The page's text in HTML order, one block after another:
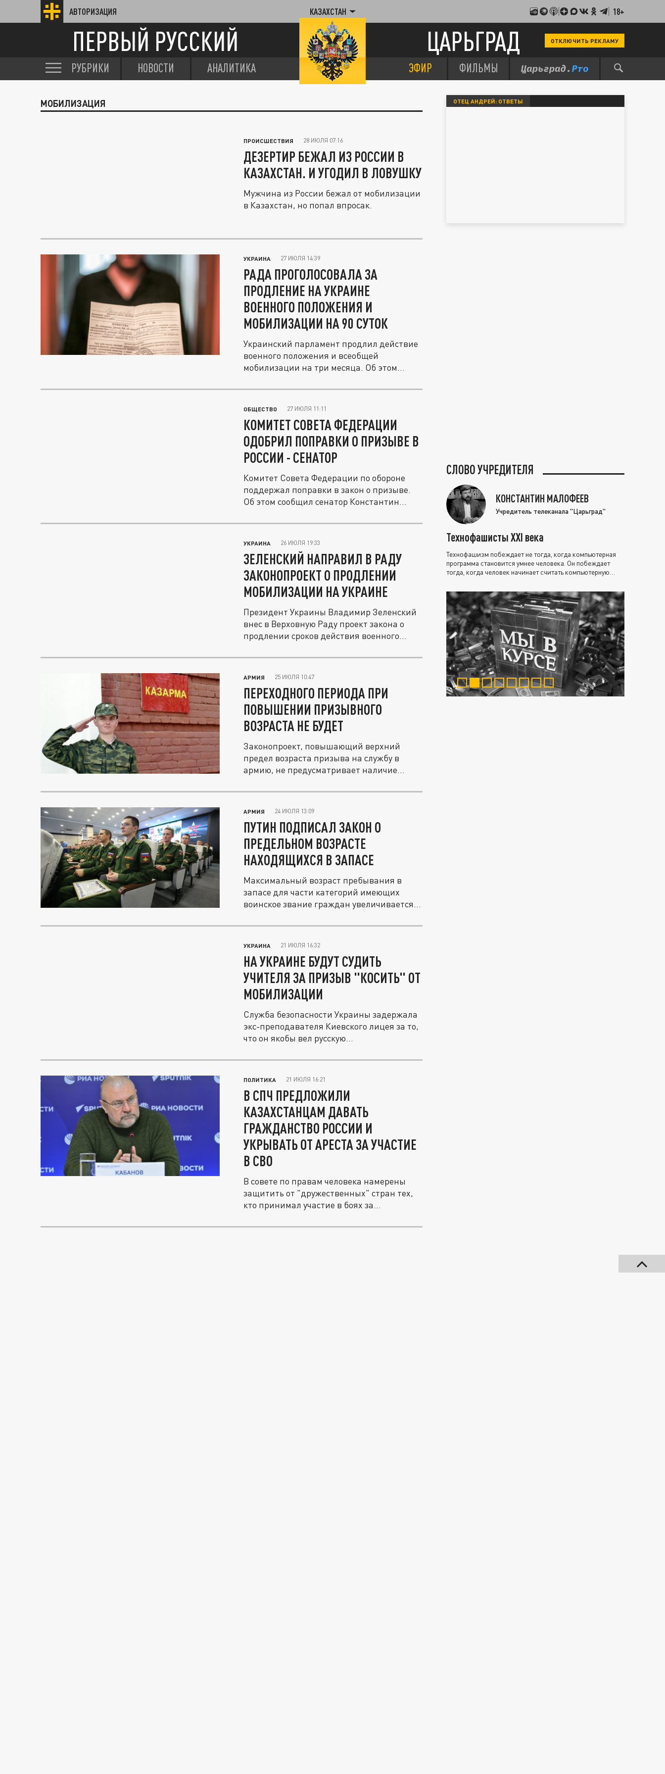
АВТОРИЗАЦИЯ КАЗАХСТАН 18+
ПЕРВЫЙ РУССКИЙ ЦАРЬГРАД ОТКЛЮЧИТЬ РЕКЛАМУ
РУБРИКИ НОВОСТИ АНАЛИТИКА ЭФИР ФИЛЬМЫ
МОБИЛИЗАЦИЯ
ПРОИСШЕСТВИЯ 28 ИЮЛЯ 07:16
ДЕЗЕРТИР БЕЖАЛ ИЗ РОССИИ В
КАЗАХСТАН. И УГОДИЛ В ЛОВУШКУ
Мужчина из России бежал от мобилизации
в Казахстан, но попал впросак.
УКРАИНА 27 ИЮЛЯ 14:39
РАДА ПРОГОЛОСОВАЛА ЗА
ПРОДЛЕНИЕ НА УКРАИНЕ
ВОЕННОГО ПОЛОЖЕНИЯ И
МОБИЛИЗАЦИИ НА 90 СУТОК
Украинский парламент продлил действие
военного положения и всеобщей
мобилизации на три месяца. Об этом
ОБЩЕСТВО 27 ИЮЛЯ 11:11
КОМИТЕТ СОВЕТА ФЕДЕРАЦИИ
ОДОБРИЛ ПОПРАВКИ О ПРИЗЫВЕ В
РОССИИ - СЕНАТОР
Комитет Совета Федерации по обороне
поддержал поправки в закон о призыве.
Об этом сообщил сенатор Константин...
УКРАИНА 26 ИЮЛЯ 19:33
ЗЕЛЕНСКИЙ НАПРАВИЛ В РАДУ
ЗАКОНОПРОЕКТ О ПРОДЛЕНИИ
МОБИЛИЗАЦИИ НА УКРАИНЕ
Президент Украины Владимир Зеленский
внес в Верховную Раду проект закона о
продлении сроков действия военного...
АРМИЯ 25 ИЮЛЯ 10:47
ПЕРЕХОДНОГО ПЕРИОДА ПРИ
ПОВЫШЕНИИ ПРИЗЫВНОГО
ВОЗРАСТА НЕ БУДЕТ
Законопроект, повышающий верхний
предел возраста призыва на службу в
армию, не предусматривает наличие...
АРМИЯ 24 ИЮЛЯ 13:09
ПУТИН ПОДПИСАЛ ЗАКОН О
ПРЕДЕЛЬНОМ ВОЗРАСТЕ
НАХОДЯЩИХСЯ В ЗАПАСЕ
Максимальный возраст пребывания в
запасе для части категорий имеющих
воинское звание граждан увеличивается
УКРАИНА 21 ИЮЛЯ 16:32
НА УКРАИНЕ БУДУТ СУДИТЬ
УЧИТЕЛЯ ЗА ПРИЗЫВ "КОСИТЬ" ОТ
МОБИЛИЗАЦИИ
Служба безопасности Украины задержала
экс-преподавателя Киевского лицея за то,
что он якобы вел русскую...
ПОЛИТИКА 21 ИЮЛЯ 16:21
В СПЧ ПРЕДЛОЖИЛИ
КАЗАХСТАНЦАМ ДАВАТЬ
ГРАЖДАНСТВО РОССИИ И
УКРЫВАТЬ ОТ АРЕСТА ЗА УЧАСТИЕ
В СВО
В совете по правам человека намерены
защитить от "дружественных" стран тех,
кто принимал участие в боях за...
ОТЕЦ АНДРЕЙ: ОТВЕТЫ
СЛОВО УЧРЕДИТЕЛЯ
КОНСТАНТИН МАЛОФЕЕВ
Учредитель телеканала "Царьград"
Технофашисты XXI века
Технофашизм побеждает не тогда, когда компьютерная
программа становится умнее человека. Он побеждает
тогда, когда человек начинает считать компьютерную